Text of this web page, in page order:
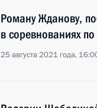
Роману Жданову,
в соревнованиях
25 августа 2021 года,